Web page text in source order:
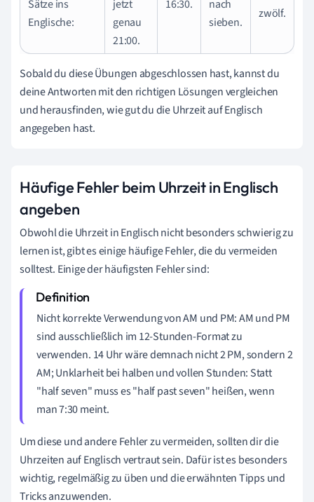
Sätze ins
Englische:
jetzt
genau
21:00.
16:30.
nach
sieben.
zwölf.
Sobald du diese Übungen abgeschlossen hast, kannst du
deine Antworten mit den richtigen Lösungen vergleichen
und herausfinden, wie gut du die Uhrzeit auf Englisch
angegeben hast.
Häufige Fehler beim Uhrzeit in Englisch
angeben
Obwohl die Uhrzeit in Englisch nicht besonders schwierig zu
lernen ist, gibt es einige häufige Fehler, die du vermeiden
solltest. Einige der häufigsten Fehler sind:
Nicht korrekte Verwendung von AM und PM: AM und PM
sind ausschließlich im 12-Stunden-Format zu
verwenden. 14 Uhr wäre demnach nicht 2 PM, sondern 2
AM; Unklarheit bei halben und vollen Stunden: Statt
"half seven" muss es "half past seven" heißen, wenn
man 7:30 meint.
Um diese und andere Fehler zu vermeiden, sollten dir die
Uhrzeiten auf Englisch vertraut sein. Dafür ist es besonders
wichtig, regelmäßig zu üben und die erwähnten Tipps und
Tricks anzuwenden.